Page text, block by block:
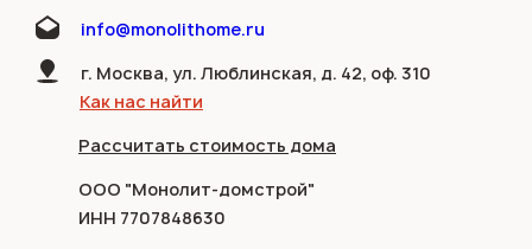
info@monolithome.ru
г. Москва, ул. Люблинская, д. 42, оф. 310
Как нас найти
Рассчитать стоимость дома
ООО "Монолит-домстрой"
ИНН 7707848630